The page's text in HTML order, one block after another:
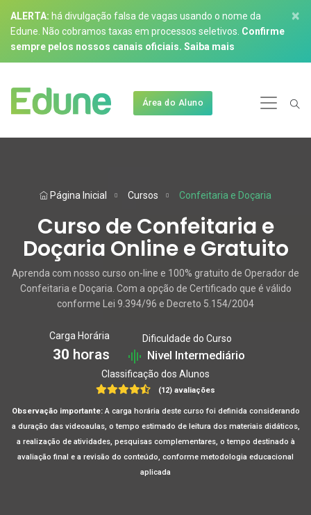
ALERTA: há divulgação falsa de vagas usando o nome da
Edune. Não cobramos taxas em processos seletivos. Confirme
sempre pelos nossos canais oficiais. Saiba mais
×
Área do Aluno
Página Inicial Cursos Confeitaria e Doçaria
Curso de Confeitaria e
Doçaria Online e Gratuito
Aprenda com nosso curso on-line e 100% gratuito de Operador de
Confeitaria e Doçaria. Com a opção de Certificado que é válido
conforme Lei 9.394/96 e Decreto 5.154/2004
Carga Horária
30 horas
Dificuldade do Curso
Nivel Intermediário
Classificação dos Alunos
(12) avaliações
Observação importante:A carga horária deste curso foi definida considerando
a duração das videoaulas, o tempo estimado de leitura dos materiais didáticos,
a realização de atividades, pesquisas complementares, o tempo destinado à
avaliação final e a revisão do conteúdo, conforme metodologia educacional
aplicada